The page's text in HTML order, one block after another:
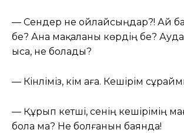
— Сендер не ойлайсыңдар?! Ай
бе? Ана мақаланы көрдің бе?
ыса, не болады?
— Кінәліміз, әкім аға. Кешірім
— Құрып кетші, сенің кешірімің
бола ма? Не болғанын баянда!